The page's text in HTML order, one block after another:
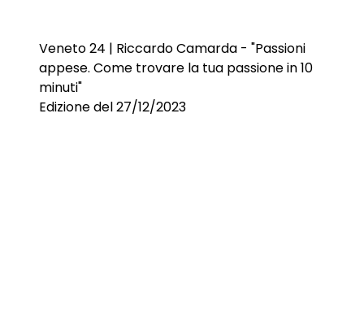
Veneto 24 | Riccardo Camarda - "Passioni
appese. Come trovare la tua passione in 10
minuti"
Edizione del 27/12/2023